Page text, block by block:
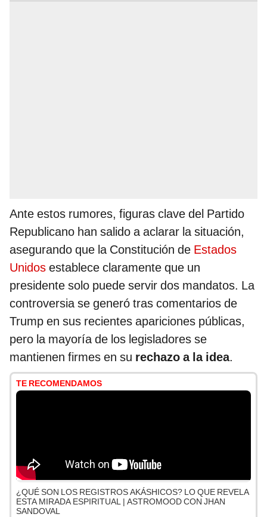
Ante estos rumores, figuras clave del Partido
Republicano han salido a aclarar la situación,
asegurando que la Constitución de Estados
Unidos establece claramente que un
presidente solo puede servir dos mandatos. La
controversia se generó tras comentarios de
Trump en sus recientes apariciones públicas,
pero la mayoría de los legisladores se
mantienen firmes en su rechazo a la idea.
TE RECOMENDAMOS
¿QUÉ SON LOS REGISTROS AKÁSHICOS? LO QUE REVELA
ESTA MIRADA ESPIRITUAL | ASTROMOOD CON JHAN
SANDOVAL